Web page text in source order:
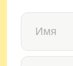
цены,